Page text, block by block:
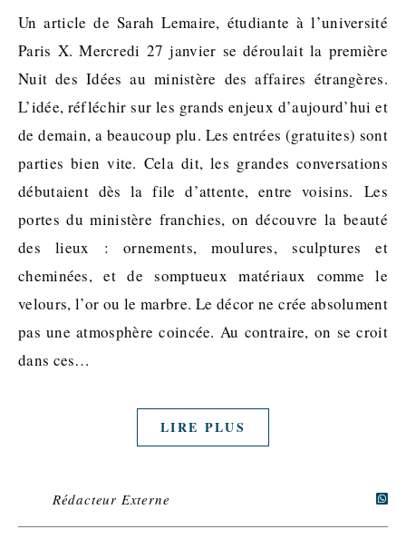
Un article de Sarah Lemaire, étudiante à l’université
Paris X. Mercredi 27 janvier se déroulait la première
Nuit des Idées au ministère des affaires étrangères.
L’idée, réfléchir sur les grands enjeux d’aujourd’hui et
de demain, a beaucoup plu. Les entrées (gratuites) sont
parties bien vite. Cela dit, les grandes conversations
débutaient dès la file d’attente, entre voisins. Les
portes du ministère franchies, on découvre la beauté
des lieux : ornements, moulures, sculptures et
cheminées, et de somptueux matériaux comme le
velours, l’or ou le marbre. Le décor ne crée absolument
pas une atmosphère coincée. Au contraire, on se croit
dans ces…
LIRE PLUS
Rédacteur Externe